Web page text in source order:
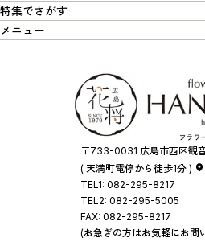
特集でさがす
メニュー
〒733-0031 広島市西区観
( 天満町電停から徒歩1分 )
TEL1: 082-295-8217
TEL2: 082-295-5005
FAX: 082-295-8217
(お急ぎの方はお気軽にお問